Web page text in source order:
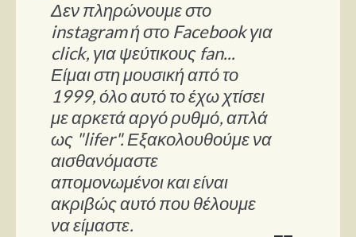
Στήλες
Polls
Small Talk
Blog
Δεν πληρώνουμε στο
instagram ή στο Facebook για
click, για ψεύτικους fan...
Είμαι στη μουσική από το
1999, όλο αυτό το έχω χτίσει
με αρκετά αργό ρυθμό, απλά
ως "lifer". Εξακολουθούμε να
αισθανόμαστε
απομονωμένοι και είναι
ακριβώς αυτό που θέλουμε
να είμαστε.